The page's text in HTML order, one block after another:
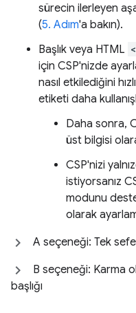
sürecin ilerleyen
(5. Adım'a bakın).
Başlık veya HTML
için CSP'nizde
nasıl etkilediğini
etiketi daha
Daha sonra,
üst bilgisi
CSP'nizi
istiyorsanız
modunu
olarak
A seçeneği: Tek
B seçeneği: Karma
başlığı